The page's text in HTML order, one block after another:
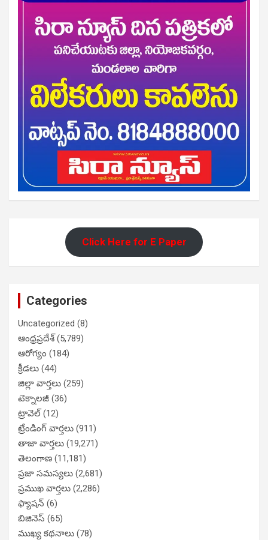
Click Here for E Paper
Categories
Uncategorized (8)
ఆంధ్రప్రదేశ్(5,789)
ఆరోగ్యం (184)
క్రీడలు (44)
జిల్లా వార్తలు (259)
టెక్నాలజీ (36)
ట్రావెల్(12)
ట్రేండింగ్ వార్తలు (911)
తాజా వార్తలు (19,271)
తెలంగాణ (11,181)
ప్రజా సమస్యలు (2,681)
ప్రముఖ వార్తలు (2,286)
ఫ్యాషన్ (6)
బిజినెస్ (65)
ముఖ్య కథనాలు (78)